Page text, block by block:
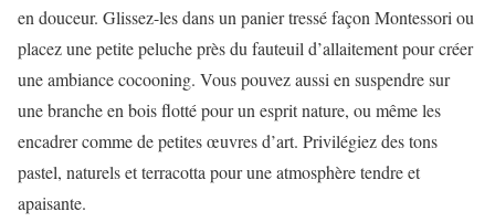
en douceur. Glissez-les dans un panier tressé façon Montessori ou
placez une petite peluche près du fauteuil d’allaitement pour créer
une ambiance cocooning. Vous pouvez aussi en suspendre sur
une branche en bois flotté pour un esprit nature, ou même les
encadrer comme de petites œuvres d’art. Privilégiez des tons
pastel, naturels et terracotta pour une atmosphère tendre et
apaisante.